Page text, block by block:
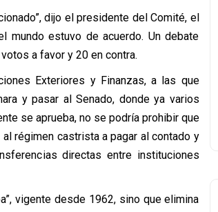
dijo el presidente del Comité, el
mundo estuvo de acuerdo. Un debate
a favor y 20 en contra.
Exteriores y Finanzas, a las que
y pasar al Senado, donde ya varios
se aprueba, no se podría prohibir que
régimen castrista a pagar al contado y
directas entre instituciones
vigente desde 1962, sino que elimina